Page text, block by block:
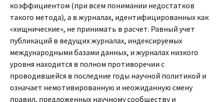
коэффициентом (при всем понимании недостатков
такого метода), а в журналах, идентифицированных как
«хищнические», не принимать в расчет. Равный учет
публикаций в ведущих журналах, индексируемых
международными базами данных, и журналах низкого
уровня находится в полном противоречии с
проводившейся в последние годы научной политикой и
означает немотивированную и неожиданную смену
правил, предложенных научному сообществу и